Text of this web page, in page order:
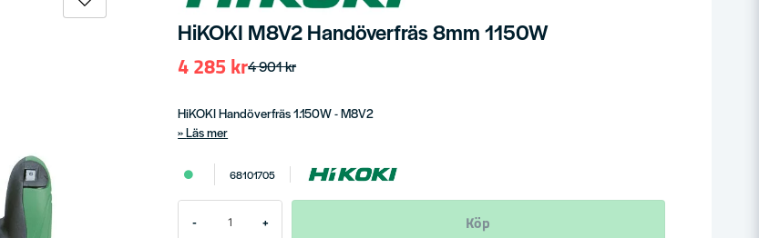
HiKOKI M8V2 Handöverfräs 8mm 1150W
4 901 kr
4 285 kr
HiKOKI Handöverfräs 1.150W - M8V2
Läs mer
68101705
- + Köp